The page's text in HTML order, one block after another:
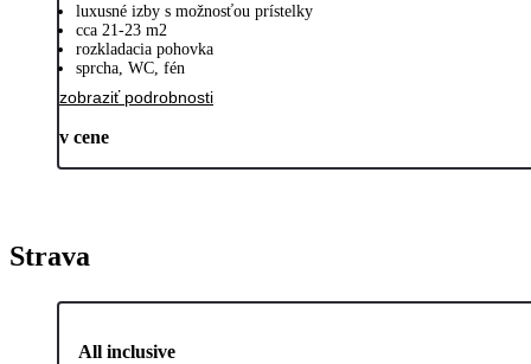
luxusné izby s možnosťou prístelky
cca 21-23 m2
rozkladacia pohovka
sprcha, WC, fén
zobraziť podrobnosti
v cene
Strava
All inclusive